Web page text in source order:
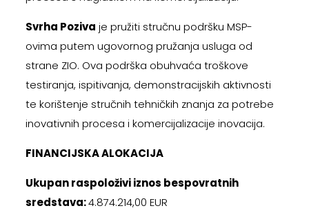
Svrha Poziva je pružiti stručnu podršku MSP-
ovima putem ugovornog pružanja usluga od
strane ZIO. Ova podrška obuhvaća troškove
testiranja, ispitivanja, demonstracijskih aktivnosti
te korištenje stručnih tehničkih znanja za potrebe
inovativnih procesa i komercijalizacije inovacija.
FINANCIJSKA ALOKACIJA
Ukupan raspoloživi iznos bespovratnih
sredstava:4.874.214,00 EUR